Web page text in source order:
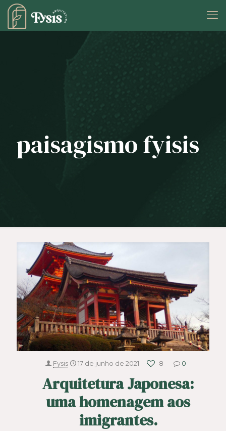
paisagismo fyisis
Fysis 17 de junho de 2021 8 0
Arquitetura Japonesa:
uma homenagem aos
imigrantes.